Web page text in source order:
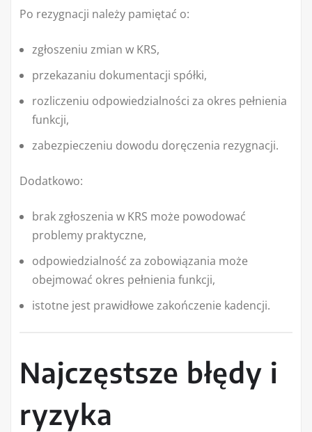
Po rezygnacji należy pamiętać o:
zgłoszeniu zmian w KRS,
przekazaniu dokumentacji spółki,
rozliczeniu odpowiedzialności za okres pełnienia
funkcji,
zabezpieczeniu dowodu doręczenia rezygnacji.
Dodatkowo:
brak zgłoszenia w KRS może powodować
problemy praktyczne,
odpowiedzialność za zobowiązania może
obejmować okres pełnienia funkcji,
istotne jest prawidłowe zakończenie kadencji.
Najczęstsze błędy i
ryzyka